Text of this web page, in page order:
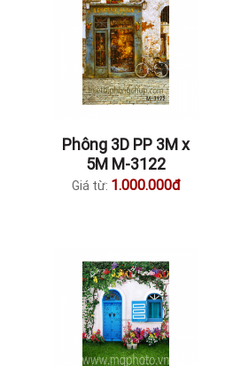
Phông 3D PP 3M x
5M M-3122
Giá từ: 1.000.000đ